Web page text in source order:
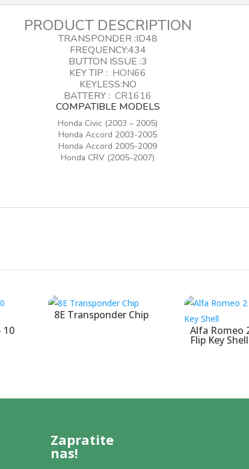
Aftermarket
količina
PRODUCT DESCRIPTION
TRANSPONDER :ID48
FREQUENCY:434
BUTTON ISSUE :3
KEY TIP : HON66
KEYLESS:NO
BATTERY : CR1616
COMPATIBLE MODELS
Honda Civic (2003 – 2005)
Honda Accord 2003-2005
Honda Accord 2005-2009
Honda CRV (2005-2007)
10
8E Transponder Chip
Alfa Romeo
Flip Key Shell
Zapratite
nas!